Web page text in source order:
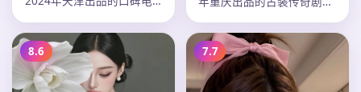
剧情张力…
张…
8.6 7.7